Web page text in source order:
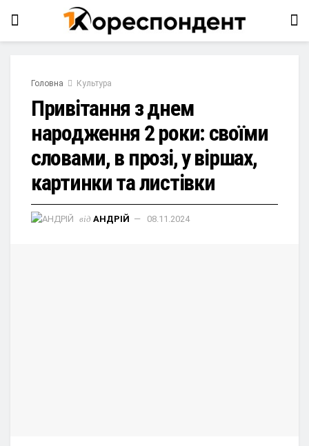
Головна Культура
Привітання з днем
народження 2 роки: своїми
словами, в прозі, у віршах,
картинки та листівки
від АНДРІЙ 08.11.2024